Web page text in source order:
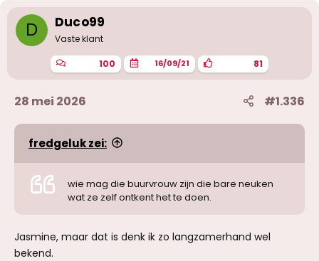
D Duco99
Vaste klant
100 16/09/21 81
28 mei 2026 #1.336
fredgeluk zei:
wie mag die buurvrouw zijn die bare neuken
wat ze zelf ontkent het te doen.
Jasmine, maar dat is denk ik zo langzamerhand wel
bekend.